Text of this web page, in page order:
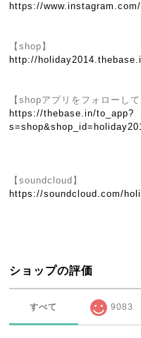
https://
【shop】
http://
【shopアプリをフォローして
https://thebase.in/to_app?
【soundcloud】
https://soundcloud.com/
ショップの評価
すべて 9083